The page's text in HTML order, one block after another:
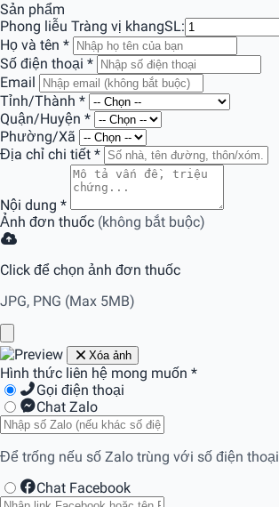
Sản phẩm
Phong liễu Tràng vị khangSL:
Họ và tên *
Số điện thoại *
Email
Tỉnh/Thành *
Quận/Huyện *
Phường/Xã
Địa chỉ chi tiết *
Nội dung *
Ảnh đơn thuốc (không bắt buộc)
Click để chọn ảnh đơn thuốc
JPG, PNG (Max 5MB)
Xóa ảnh
Hình thức liên hệ mong muốn *
Gọi điện thoại
Chat Zalo
Để trống nếu số Zalo trùng với số điện thoại
Chat Facebook